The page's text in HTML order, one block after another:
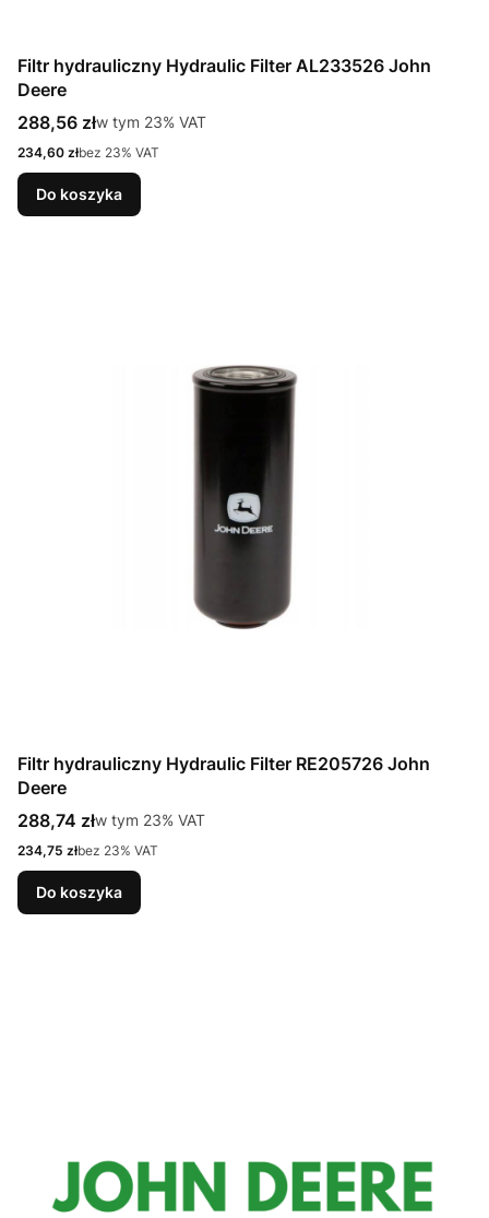
Filtr hydrauliczny Hydraulic Filter AL233526 John
Deere
Cena brutto
288,56 złw tym %s VAT
w tym 23% VAT
Cena netto
234,60 złbez 23% VAT
Do koszyka
Filtr hydrauliczny Hydraulic Filter RE205726 John
Deere
Cena brutto
288,74 złw tym %s VAT
w tym 23% VAT
Cena netto
234,75 złbez 23% VAT
Do koszyka